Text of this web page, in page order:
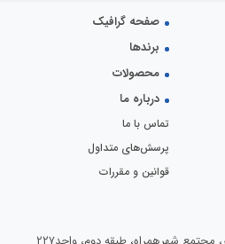
صفحه گرافیک
برندها
محصولات
درباره ما
تماس با ما
پرسش‌های متداول
قوانین و مقررات